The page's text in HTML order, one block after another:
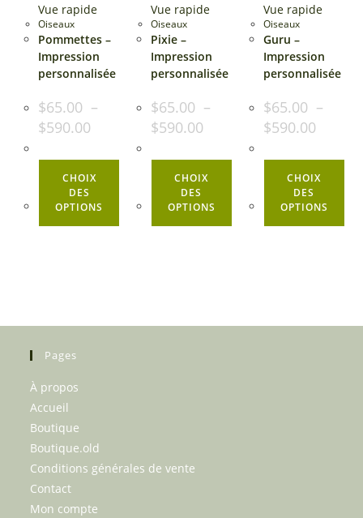
Vue rapide
Oiseaux
Pommettes –
Impression
personnalisée
$65.00 –
$590.00
$65.00
$590.00
CHOIX
DES
OPTIONS
plusieurs
être
Vue rapide
Oiseaux
Pixie –
Impression
personnalisée
$65.00 –
$590.00Plage
de
$65.00
$590.00
CHOIX
DES
OPTIONS
plusieurs
être
Vue rapide
Oiseaux
Guru –
Impression
personnalisée
$65.00 –
$590.00Plage
de
$65.00
$590.00
CHOIX
DES
OPTIONS
Pages
À propos
Accueil
Boutique
Boutique.old
Conditions générales de vente
Contact
Mon compte